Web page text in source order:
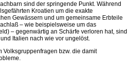
sind der springende Punkt. Während
Kroatien um die exakte
Gewässern und um gemeinsame Erbteile
– wie beispielsweise um das
– gegenwärtig an Schärfe verloren hat, sind
Italien nach wie vor ungelöst.
Volksgruppenfragen bzw. die damit